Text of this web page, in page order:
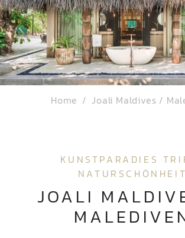
Home Joali Maldives /
KUNSTPARADIES
NATURSCHÖNHEIT
JOALI